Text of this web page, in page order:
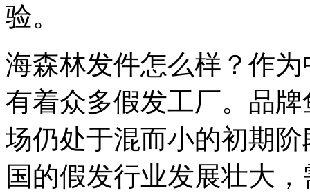
验。
海森林发件怎么样？作
有着众多假发工厂。品
场仍处于混而小的初期
国的假发行业发展壮大